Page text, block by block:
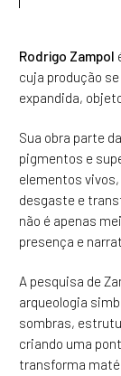
Rodrigo Zampol
cuja produção
expandida,
Sua obra parte
pigmentos e
elementos
desgaste e
não é apenas
presença e
A pesquisa de
arqueologia
sombras,
criando uma
transforma